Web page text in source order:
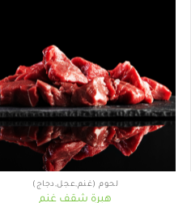
لحوم (غنم,عجل,دجاج)
هبرة شقف غنم